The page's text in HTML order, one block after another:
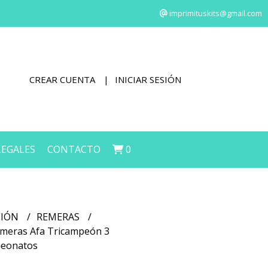
imprimituskits@gmail.com
CREAR CUENTA INICIAR SESIÓN
CONTACTO 0
REMERAS
Afa Tricampeón 3